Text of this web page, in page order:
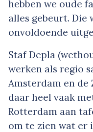
hebben we oude
alles gebeurt. Die
onvoldoende
Staf Depla
werken als regio
Amsterdam en de
daar heel vaak
Rotterdam aan
om te zien wat er